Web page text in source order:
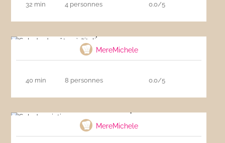
32 min 4 personnes 0.0/5
MereMichele
40 min 8 personnes 0.0/5
MereMichele